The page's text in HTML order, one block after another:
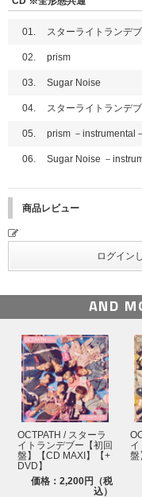
https://faq.tixplus.jp/
https://www.universal-
01. スターライトランデ
02. prism
03. Sugar Noise
04. スターライトランデ
05. prism －instrumental－
06. Sugar Noise －
商品レビュー
AND
OCTPATH / スターラ
イトランデブー【初回
盤】【CD MAXI】【+
DVD】
価格：2,200円（税
込）
イ
盤